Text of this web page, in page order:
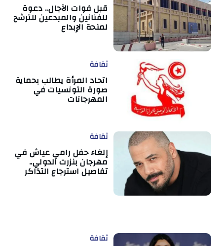
قبل فوات الآجال.. دعوة
للفنانين والمبدعين للترشح
لمنحة الإبداع
ثقافة
اتحاد المرأة يطالب بحماية
صورة التونسيات في
المهرجانات
ثقافة
إلغاء حفل رامي عياش في
مهرجان بنزرت الدولي..
تفاصيل استرجاع التذاكر
ثقافة